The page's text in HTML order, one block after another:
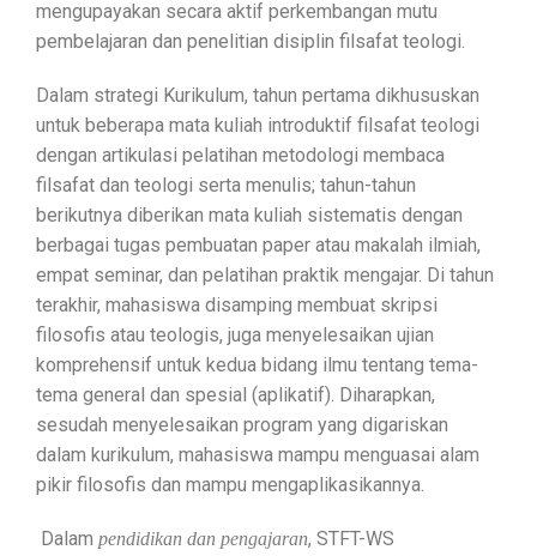
mengupayakan secara aktif perkembangan mutu
pembelajaran dan penelitian disiplin filsafat teologi.
Dalam strategi Kurikulum, tahun pertama dikhususkan
untuk beberapa mata kuliah introduktif filsafat teologi
dengan artikulasi pelatihan metodologi membaca
filsafat dan teologi serta menulis; tahun-tahun
berikutnya diberikan mata kuliah sistematis dengan
berbagai tugas pembuatan paper atau makalah ilmiah,
empat seminar, dan pelatihan praktik mengajar. Di tahun
terakhir, mahasiswa disamping membuat skripsi
filosofis atau teologis, juga menyelesaikan ujian
komprehensif untuk kedua bidang ilmu tentang tema-
tema general dan spesial (aplikatif). Diharapkan,
sesudah menyelesaikan program yang digariskan
dalam kurikulum, mahasiswa mampu menguasai alam
pikir filosofis dan mampu mengaplikasikannya.
Dalam pendidikan dan pengajaran, STFT-WS